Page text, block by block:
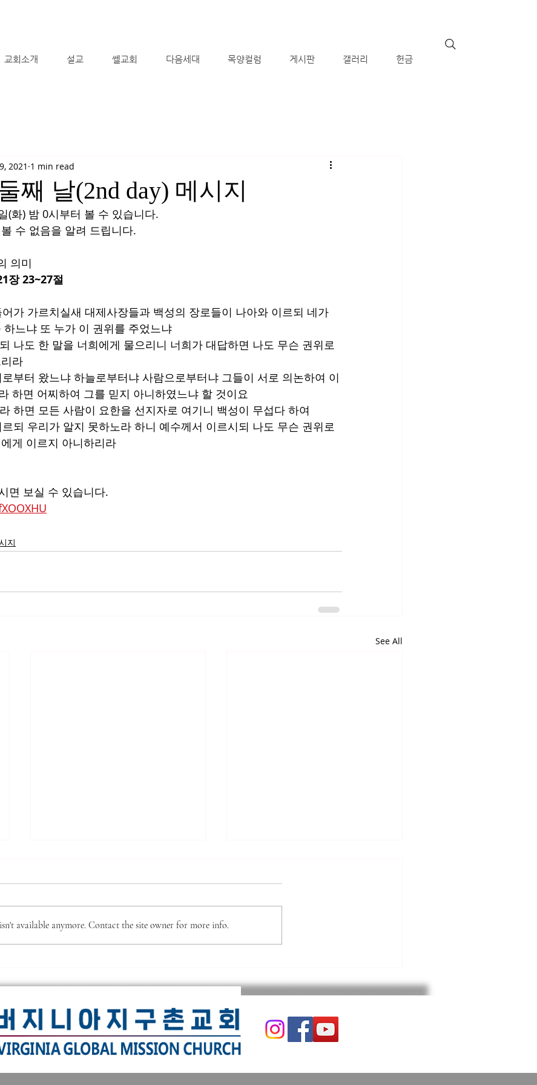
교회소개 설교 쎌교회 다음세대 목양컬럼 게시판 갤러리 헌금
째 날(2nd day) 메시지
2021 1 min read
(화) 밤 0시부터 볼 수 있습니다.
수 없음을 알려 드립니다.
의미
장 23~27절
가 가르치실새 대제사장들과 백성의 장로들이 나아와 이르되 네가
느냐 또 누가 이 권위를 주었느냐
나도 한 말을 너희에게 물으리니 너희가 대답하면 나도 무슨 권위로
라
부터 왔느냐 하늘로부터냐 사람으로부터냐 그들이 서로 의논하여 이
하면 어찌하여 그를 믿지 아니하였느냐 할 것이요
하면 모든 사람이 요한을 선지자로 여기니 백성이 무섭다 하여
되 우리가 알지 못하노라 하니 예수께서 이르시되 나도 무슨 권위로
게 이르지 아니하리라
면 보실 수 있습니다.
지
See All
‘제직 훈련’이 9월 6일(주일) 주간
부터 시작됩니다. 이 훈련은 10주
는 새생명반, 새가족반, 목자론, 제
가격은 $10불 신청은 헌금함 옆에
있는 ‘훈련 신청서’에 작성하셔서
헌
으로 삶을 재해석해야 한다. * 적
대적하는 악의 세력(사탄과 귀신)
이나 논리가 아닌, 말씀에 근거한
'온유와 관용'이 영적 전쟁의 강력
available anymore. Contact the site owner for more info.